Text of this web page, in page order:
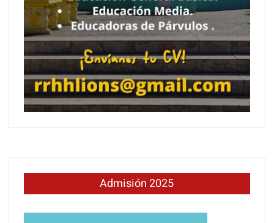
Admisión 2025